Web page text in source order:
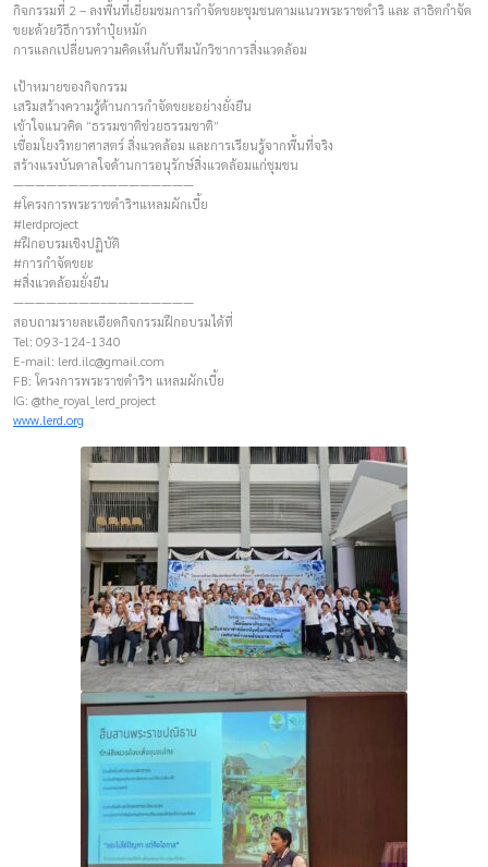
กิจกรรมที่ 2 – ลงพื้นที่เยี่ยมชมการกำจัดขยะชุมชนตามแนวพระราชดำริ และ สาธิตกำจัด
ขยะด้วยวิธีการทำปุ๋ยหมัก
การแลกเปลี่ยนความคิดเห็นกับทีมนักวิชาการสิ่งแวดล้อม
เป้าหมายของกิจกรรม
เสริมสร้างความรู้ด้านการกำจัดขยะอย่างยั่งยืน
เข้าใจแนวคิด “ธรรมชาติช่วยธรรมชาติ”
เชื่อมโยงวิทยาศาสตร์ สิ่งแวดล้อม และการเรียนรู้จากพื้นที่จริง
สร้างแรงบันดาลใจด้านการอนุรักษ์สิ่งแวดล้อมแก่ชุมชน
————————–————————
#โครงการพระราชดำริฯแหลมผักเบี้ย
#lerdproject
#ฝึกอบรมเชิงปฏิบัติ
#การกำจัดขยะ
#สิ่งแวดล้อมยั่งยืน
————————–————————
สอบถามรายละเอียดกิจกรรมฝึกอบรมได้ที่
Tel: 093-124-1340
E-mail: lerd.ilc@gmail.com
FB: โครงการพระราชดำริฯ แหลมผักเบี้ย
IG: @the_royal_lerd_project
www.lerd.org